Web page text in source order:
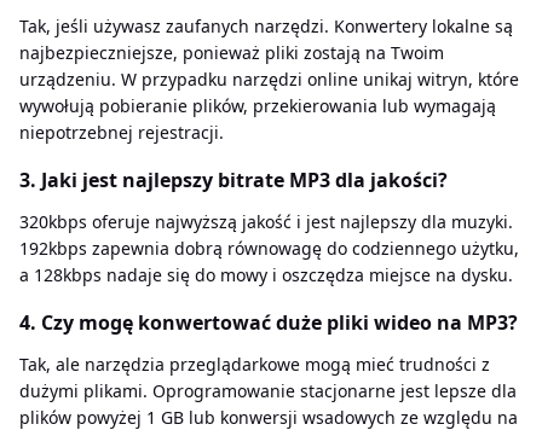
Tak, jeśli używasz zaufanych narzędzi. Konwertery lokalne są
najbezpieczniejsze, ponieważ pliki zostają na Twoim
urządzeniu. W przypadku narzędzi online unikaj witryn, które
wywołują pobieranie plików, przekierowania lub wymagają
niepotrzebnej rejestracji.
3. Jaki jest najlepszy bitrate MP3 dla jakości?
320kbps oferuje najwyższą jakość i jest najlepszy dla muzyki.
192kbps zapewnia dobrą równowagę do codziennego użytku,
a 128kbps nadaje się do mowy i oszczędza miejsce na dysku.
4. Czy mogę konwertować duże pliki wideo na MP3?
Tak, ale narzędzia przeglądarkowe mogą mieć trudności z
dużymi plikami. Oprogramowanie stacjonarne jest lepsze dla
plików powyżej 1 GB lub konwersji wsadowych ze względu na